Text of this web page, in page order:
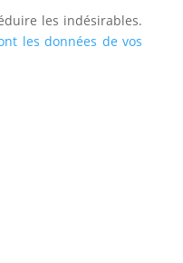
les indésirables.
les données de vos